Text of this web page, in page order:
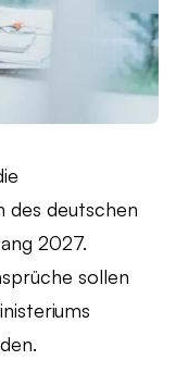
– finden Sie die
der
des deutschen
2027.
sollen